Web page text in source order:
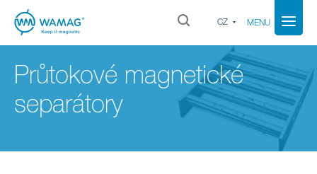
CZ MENU
Průtokové magnetické
separátory